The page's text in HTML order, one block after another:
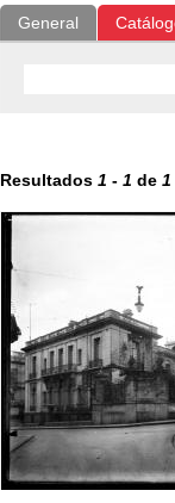
General
Resultados 1 - 1 de 1